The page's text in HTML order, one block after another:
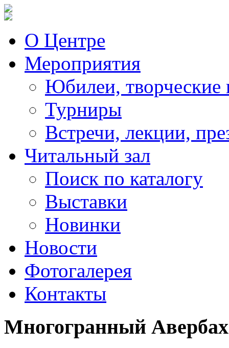
О Центре
Мероприятия
Юбилеи, творческие
Турниры
Встречи, лекции,
Читальный зал
Поиск по каталогу
Выставки
Новинки
Новости
Фотогалерея
Контакты
Многогранный Авербах